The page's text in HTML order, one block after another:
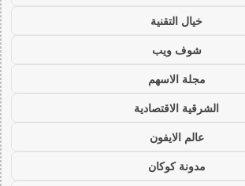
خيال التقنية
شوف ويب
مجلة الاسهم
الشرقية الاقتصادية
عالم الايفون
مدونة كوكان